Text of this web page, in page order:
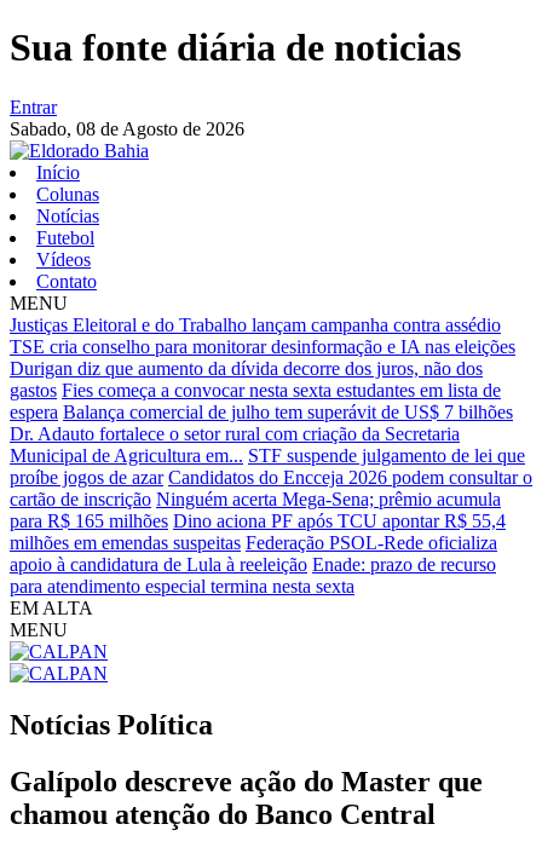
Sua fonte diária de noticias
Entrar
Sabado, 08 de Agosto de 2026
Início
Colunas
Notícias
Futebol
Vídeos
Contato
MENU
Justiças Eleitoral e do Trabalho lançam campanha contra assédio
TSE cria conselho para monitorar desinformação e IA nas eleições
Durigan diz que aumento da dívida decorre dos juros, não dos
gastos Fies começa a convocar nesta sexta estudantes em lista de
espera Balança comercial de julho tem superávit de US$ 7 bilhões
Dr. Adauto fortalece o setor rural com criação da Secretaria
Municipal de Agricultura em... STF suspende julgamento de lei que
proíbe jogos de azar Candidatos do Encceja 2026 podem consultar o
cartão de inscrição Ninguém acerta Mega-Sena; prêmio acumula
para R$ 165 milhões Dino aciona PF após TCU apontar R$ 55,4
milhões em emendas suspeitas Federação PSOL-Rede oficializa
apoio à candidatura de Lula à reeleição Enade: prazo de recurso
para atendimento especial termina nesta sexta
EM ALTA
MENU
Notícias Política
Galípolo descreve ação do Master que
chamou atenção do Banco Central